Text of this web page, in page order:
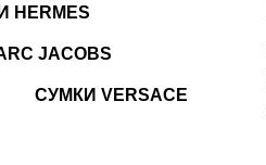
HERMES
JACOBS
СУМКИ VERSACE